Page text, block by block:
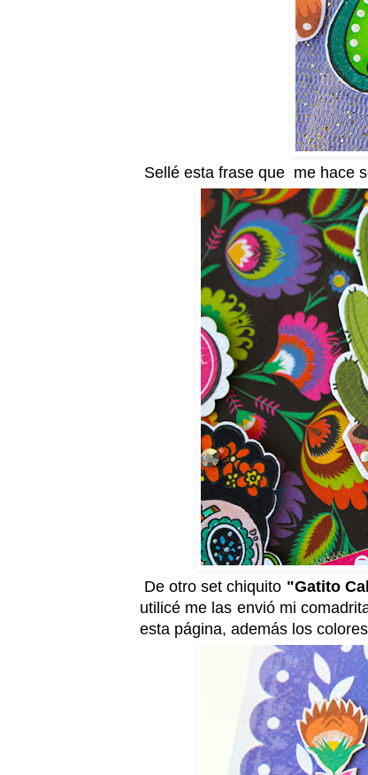
Sellé esta frase que me hace
De otro set chiquito "Gatito
utilicé me las envió mi
esta página, además los